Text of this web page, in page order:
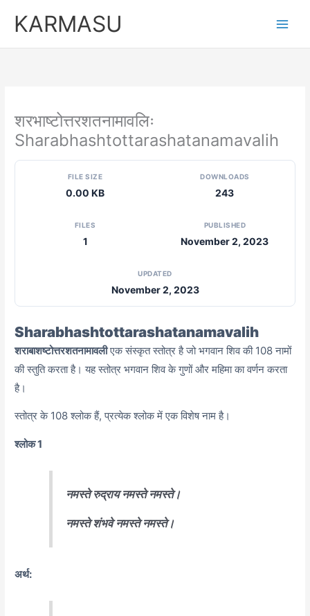
KARMASU
शरभाष्टोत्तरशतनामावलिः
Sharabhashtottarashatanamavalih
FILE SIZE
0.00 KB
DOWNLOADS
243
FILES
1
PUBLISHED
November 2, 2023
UPDATED
November 2, 2023
Sharabhashtottarashatanamavalih
शराबाशष्टोत्तरशतनामावलीएक संस्कृत स्तोत्र है जो भगवान शिव की 108 नामों
की स्तुति करता है। यह स्तोत्र भगवान शिव के गुणों और महिमा का वर्णन करता
है।
स्तोत्र के 108 श्लोक हैं, प्रत्येक श्लोक में एक विशेष नाम है।
श्लोक 1
नमस्ते रुद्राय नमस्ते नमस्ते।
नमस्ते शंभवे नमस्ते नमस्ते।
अर्थ: